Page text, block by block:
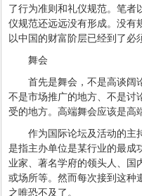
了行为准则和礼仪规范。笔者
仪规范还远远没有形成。没有
以中国的财富阶层已经到了必
舞会
首先是舞会，不是高谈阔
不是市场推广的地方、不是讨
受的地方。高端舞会应该是高
作为国际论坛及活动的主
是指主办单位是某行业的最成
业家、著名学府的领头人、国
或场所等。然而每次接到这种
之唯恐不及了。